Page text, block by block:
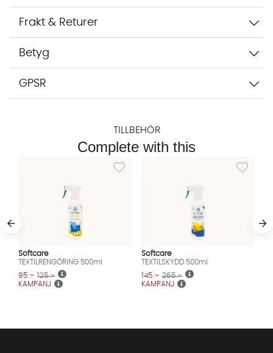
Frakt & Returer
Betyg
GPSR
TILLBEHÖR
Complete with this
Lägg till i önskelista: TEXTILRENGÖRING
Softcare
TEXTILRENGÖRING 500ml
KAMPANJ
95 :- 125 :-
Lägg till i
Softcare
TEXTILSKYDD 500ml
KAMPANJ
145 :- 265 :-